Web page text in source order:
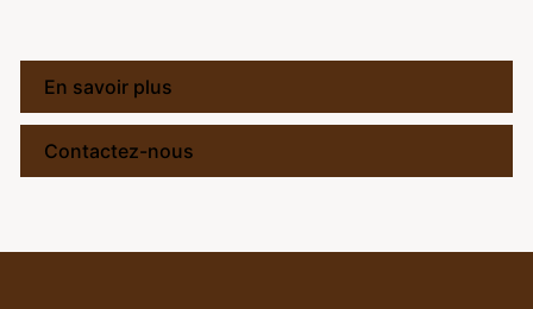
En savoir plus
Contactez-nous